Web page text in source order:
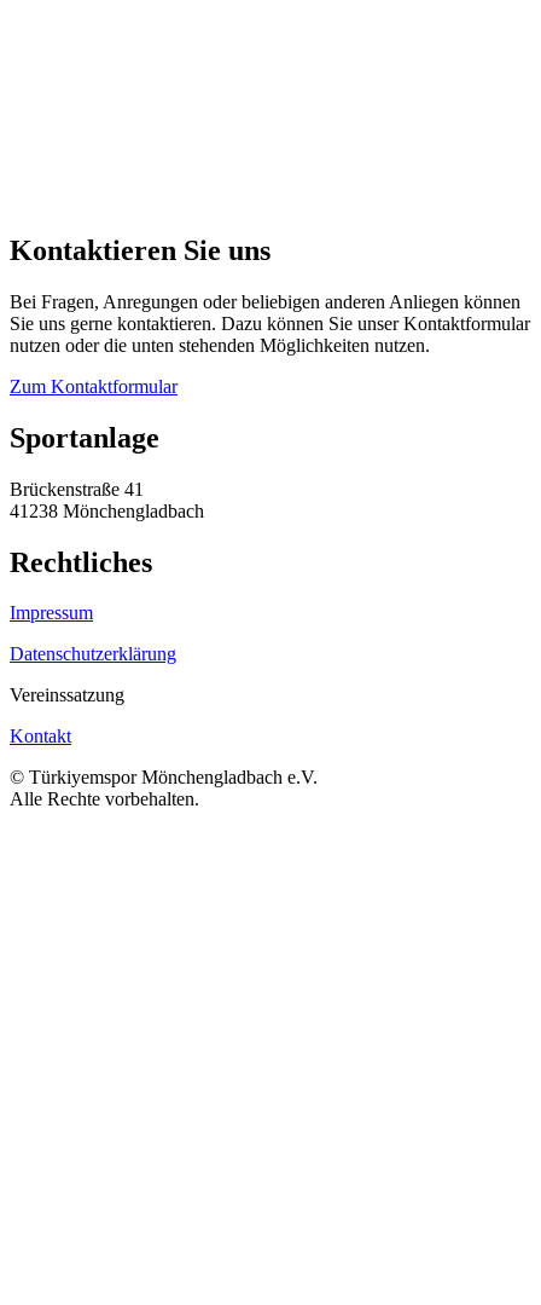
Kontaktieren Sie uns
Bei Fragen, Anregungen oder beliebigen anderen Anliegen können
Sie uns gerne kontaktieren. Dazu können Sie unser Kontaktformular
nutzen oder die unten stehenden Möglichkeiten nutzen.
Zum Kontaktformular
Sportanlage
Brückenstraße 41
41238 Mönchengladbach
Rechtliches
Impressum
Datenschutzerklärung
Vereinssatzung
Kontakt
© Türkiyemspor Mönchengladbach e.V.
Alle Rechte vorbehalten.